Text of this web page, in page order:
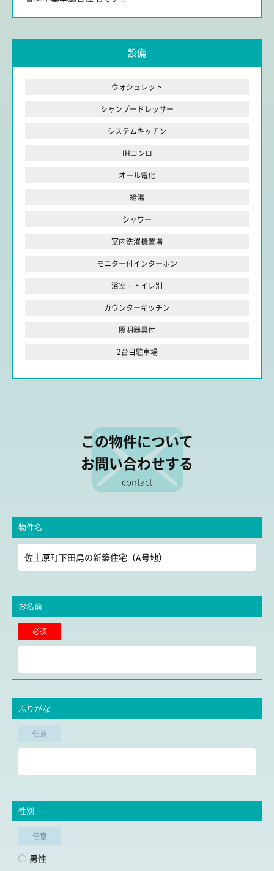
設備
ウォシュレット
シャンプードレッサー
システムキッチン
IHコンロ
オール電化
給湯
シャワー
室内洗濯機置場
モニター付インターホン
浴室・トイレ別
カウンターキッチン
照明器具付
2台目駐車場
この物件について
お問い合わせする
contact
物件名
お名前
必須
ふりがな
任意
性別
任意
男性